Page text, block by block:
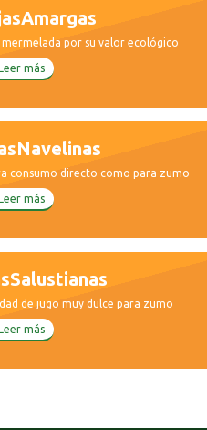
Amargas
por su valor ecológico
más
Navelinas
consumo directo como para zumo
más
Salustianas
de jugo muy dulce para zumo
más